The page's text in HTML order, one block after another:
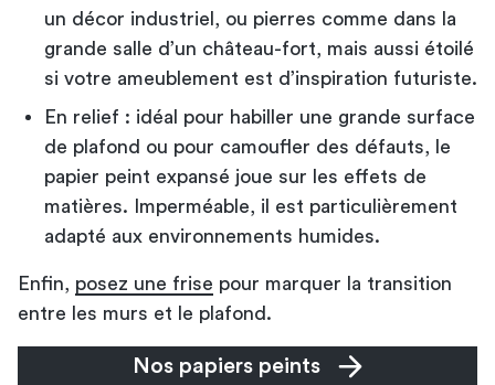
un décor industriel, ou pierres comme dans la
grande salle d’un château-fort, mais aussi étoilé
si votre ameublement est d’inspiration futuriste.
En relief : idéal pour habiller une grande surface
de plafond ou pour camoufler des défauts, le
papier peint expansé joue sur les effets de
matières. Imperméable, il est particulièrement
adapté aux environnements humides.
Enfin, posez une frise pour marquer la transition
entre les murs et le plafond.
Nos papiers peints